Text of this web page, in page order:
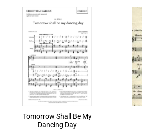
Tomorrow Shall Be My
Dancing Day